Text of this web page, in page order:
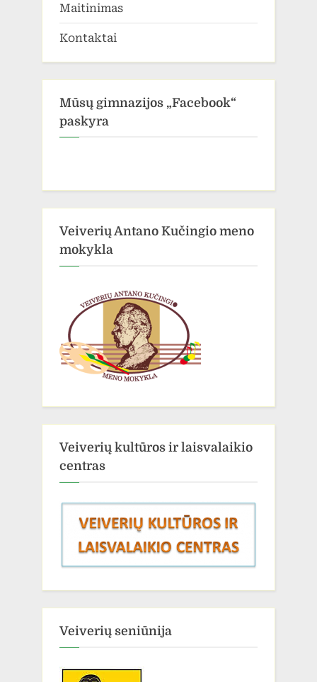
Maitinimas
Kontaktai
Mūsų gimnazijos „Facebook“
paskyra
Veiverių Antano Kučingio meno
mokykla
Veiverių kultūros ir laisvalaikio
centras
Veiverių seniūnija